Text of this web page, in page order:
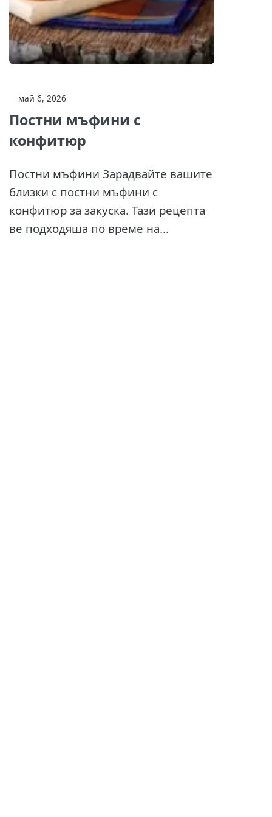
май 6, 2026
Постни мъфини с
конфитюр
Постни мъфини Зарадвайте вашите
близки с постни мъфини с
конфитюр за закуска. Тази рецепта
ве подходяша по време на...